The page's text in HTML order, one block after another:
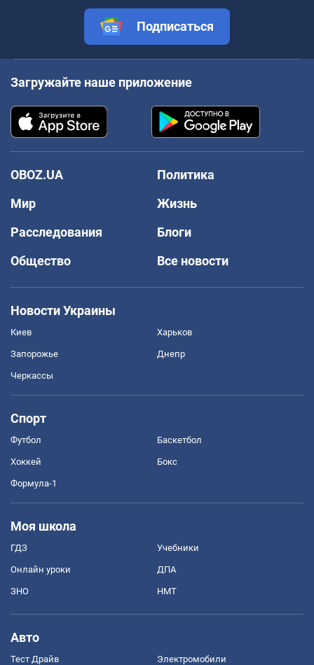
Подписаться
Загружайте наше приложение
OBOZ.UA
Политика
Мир
Жизнь
Расследования
Блоги
Общество
Все новости
Новости Украины
Киев Харьков
Запорожье Днепр
Черкассы
Спорт
Футбол Баскетбол
Хоккей Бокс
Формула-1
Моя школа
ГДЗ Учебники
Онлайн уроки ДПА
ЗНО НМТ
Авто
Тест Драйв Электромобили